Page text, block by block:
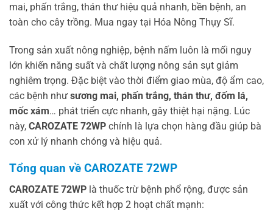
mai, phấn trắng, thán thư hiệu quả nhanh, bền bệnh, an
toàn cho cây trồng. Mua ngay tại Hóa Nông Thụy Sĩ.
Trong sản xuất nông nghiệp, bệnh nấm luôn là mối nguy
lớn khiến năng suất và chất lượng nông sản sụt giảm
nghiêm trọng. Đặc biệt vào thời điểm giao mùa, độ ẩm cao,
các bệnh như sương mai, phấn trắng, thán thư, đốm lá,
mốc xám… phát triển cực nhanh, gây thiệt hại nặng. Lúc
này, CAROZATE 72WP chính là lựa chọn hàng đầu giúp bà
con xử lý nhanh chóng và hiệu quả.
Tổng quan về CAROZATE 72WP
CAROZATE 72WP là thuốc trừ bệnh phổ rộng, được sản
xuất với công thức kết hợp 2 hoạt chất mạnh: